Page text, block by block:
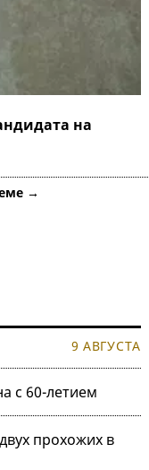
на
→
9 АВГУСТА
с 60-летием
прохожих в